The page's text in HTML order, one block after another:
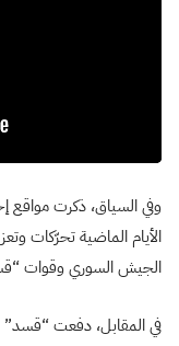
وفي السياق، ذكرت مواقع
الأيام الماضية تحرّكات
الجيش السوري وقوات
في المقابل، دفعت “قسد”